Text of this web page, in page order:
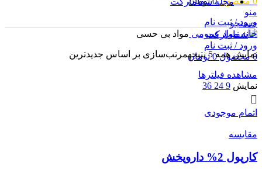
منو
جستجو
ورود / ثبت نام
0 محصول 0 تومان
ورود / ثبت نام
خانهمواد عمومی مواد بی حسی
نمایش همه 5 نتیجه مرتب‌سازی بر اساس جدیدترین
مشاهده فیلترها
نمایش 9
24
36
اتمام موجودی
مقایسه
کارپول 2% داروپخش